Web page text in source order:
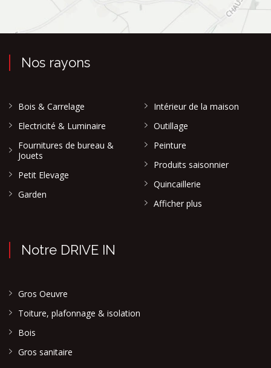
Nos rayons
Bois & Carrelage
Electricité & Luminaire
Fournitures de bureau &
Jouets
Petit Elevage
Garden
Intérieur de la maison
Outillage
Peinture
Produits saisonnier
Quincaillerie
Afficher plus
Notre DRIVE IN
Gros Oeuvre
Toiture, plafonnage & isolation
Bois
Gros sanitaire